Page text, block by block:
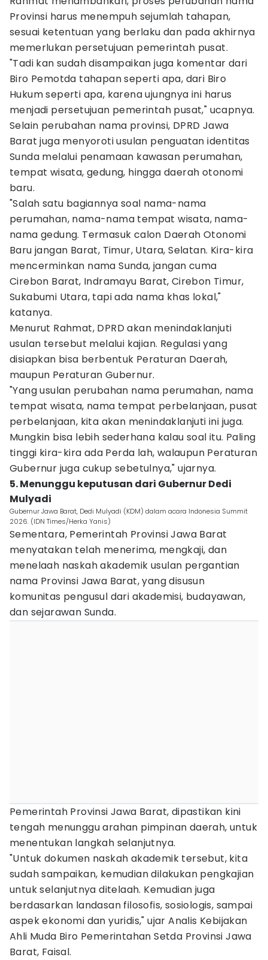
Provinsi harus menempuh sejumlah tahapan,
sesuai ketentuan yang berlaku dan pada akhirnya
memerlukan persetujuan pemerintah pusat.
"Tadi kan sudah disampaikan juga komentar dari
Biro Pemotda tahapan seperti apa, dari Biro
Hukum seperti apa, karena ujungnya ini harus
menjadi persetujuan pemerintah pusat," ucapnya.
Selain perubahan nama provinsi, DPRD Jawa
Barat juga menyoroti usulan penguatan identitas
Sunda melalui penamaan kawasan perumahan,
tempat wisata, gedung, hingga daerah otonomi
baru.
"Salah satu bagiannya soal nama-nama
perumahan, nama-nama tempat wisata, nama-
nama gedung. Termasuk calon Daerah Otonomi
Baru jangan Barat, Timur, Utara, Selatan. Kira-kira
mencerminkan nama Sunda, jangan cuma
Cirebon Barat, Indramayu Barat, Cirebon Timur,
Sukabumi Utara, tapi ada nama khas lokal,"
katanya.
Menurut Rahmat, DPRD akan menindaklanjuti
usulan tersebut melalui kajian. Regulasi yang
disiapkan bisa berbentuk Peraturan Daerah,
maupun Peraturan Gubernur.
"Yang usulan perubahan nama perumahan, nama
tempat wisata, nama tempat perbelanjaan, pusat
perbelanjaan, kita akan menindaklanjuti ini juga.
Mungkin bisa lebih sederhana kalau soal itu. Paling
tinggi kira-kira ada Perda lah, walaupun Peraturan
Gubernur juga cukup sebetulnya," ujarnya.
5. Menunggu keputusan dari Gubernur Dedi
Mulyadi
Gubernur Jawa Barat, Dedi Mulyadi (KDM) dalam acara Indonesia Summit
2026. (IDN Times/Herka Yanis)
Sementara, Pemerintah Provinsi Jawa Barat
menyatakan telah menerima, mengkaji, dan
menelaah naskah akademik usulan pergantian
nama Provinsi Jawa Barat, yang disusun
komunitas pengusul dari akademisi, budayawan,
dan sejarawan Sunda.
Pemerintah Provinsi Jawa Barat, dipastikan kini
tengah menunggu arahan pimpinan daerah, untuk
menentukan langkah selanjutnya.
"Untuk dokumen naskah akademik tersebut, kita
sudah sampaikan, kemudian dilakukan pengkajian
untuk selanjutnya ditelaah. Kemudian juga
berdasarkan landasan filosofis, sosiologis, sampai
aspek ekonomi dan yuridis," ujar Analis Kebijakan
Ahli Muda Biro Pemerintahan Setda Provinsi Jawa
Barat, Faisal.